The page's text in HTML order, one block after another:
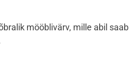
mööblivärv, mille abil saab